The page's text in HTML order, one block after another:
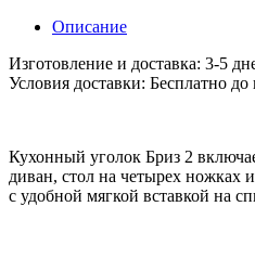
Описание
Изготовление и доставка: 3-5
Условия доставки: Бесплатно
Кухонный уголок Бриз 2
диван, стол на четырех ножках
с удобной мягкой вставкой на